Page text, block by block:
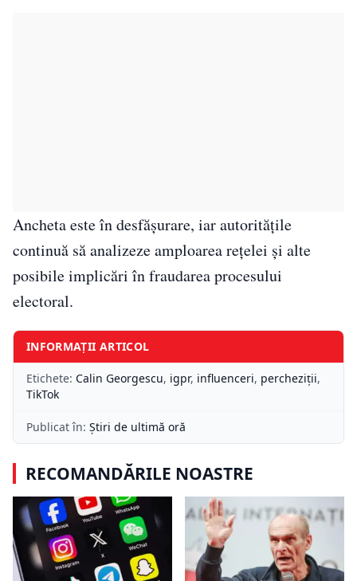
Ancheta este în desfășurare, iar autoritățile
continuă să analizeze amploarea rețelei și alte
posibile implicări în fraudarea procesului
electoral.
INFORMAȚII ARTICOL
Etichete: Calin Georgescu, igpr, influenceri, percheziții,
TikTok
Publicat în: Știri de ultimă oră
RECOMANDĂRILE NOASTRE